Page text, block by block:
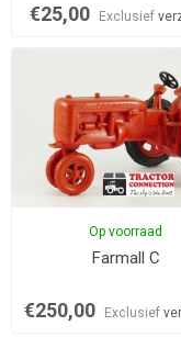
€25,00 Exclusief
Op voorraad
Farmall C
€250,00 Exclusief